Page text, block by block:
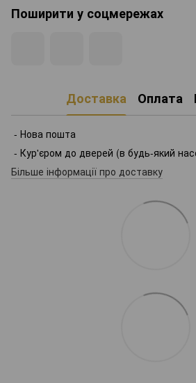
Поширити у соцмережах
Доставка Оплата
- Нова пошта
- Кур'єром до дверей (в будь-який
Більше інформації про доставку